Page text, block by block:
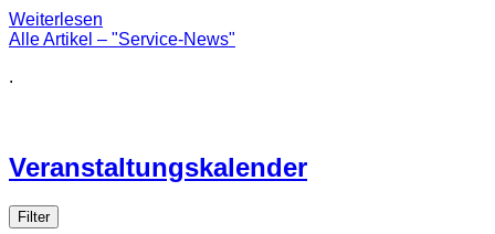
Weiterlesen
Alle Artikel – "Service-News"
.
Veranstaltungskalender
Filter